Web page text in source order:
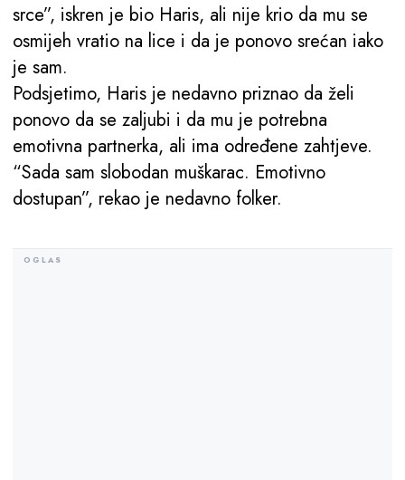
srce”, iskren je bio Haris, ali nije krio da mu se
osmijeh vratio na lice i da je ponovo srećan iako
je sam.
Podsjetimo, Haris je nedavno priznao da želi
ponovo da se zaljubi i da mu je potrebna
emotivna partnerka, ali ima određene zahtjeve.
“Sada sam slobodan muškarac. Emotivno
dostupan”, rekao je nedavno folker.